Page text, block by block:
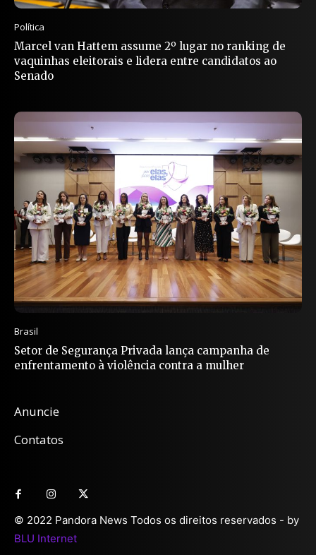
Política
Marcel van Hattem assume 2º lugar no ranking de
vaquinhas eleitorais e lidera entre candidatos ao
Senado
Brasil
Setor de Segurança Privada lança campanha de
enfrentamento à violência contra a mulher
Anuncie
Contatos
© 2022 Pandora News Todos os direitos reservados - by
BLU Internet